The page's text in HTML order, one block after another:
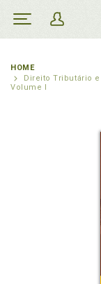
HOME
Direito Tributário
Volume I